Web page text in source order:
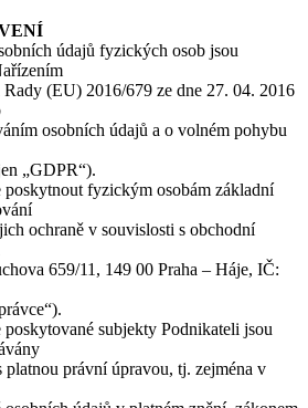
údajů fyzických osob jsou
(EU) 2016/679 ze dne 27. 04. 2016
osobních údajů a o volném pohybu
„GDPR“).
poskytnout fyzickým osobám základní
ochraně v souvislosti s obchodní
659/11, 149 00 Praha – Háje, IČ:
poskytované subjekty Podnikateli jsou
platnou právní úpravou, tj. zejména v